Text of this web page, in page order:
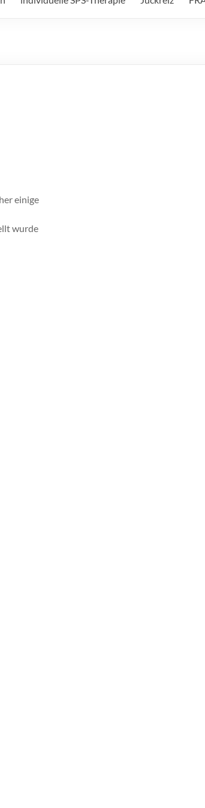
einige
wurde